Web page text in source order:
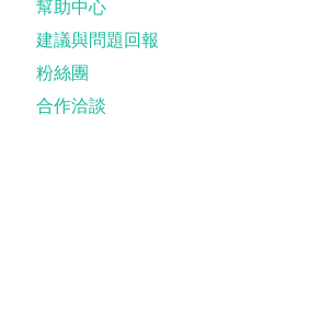
幫助中心
建議與問題回報
粉絲團
合作洽談